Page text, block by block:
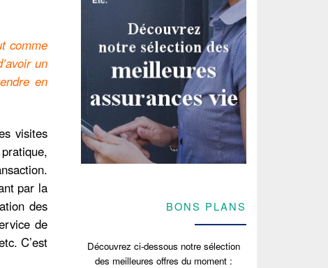
comme
un
en
visites
par la
des
de
C’est
BONS PLANS
Découvrez ci-dessous notre sélection
des meilleures offres du moment :